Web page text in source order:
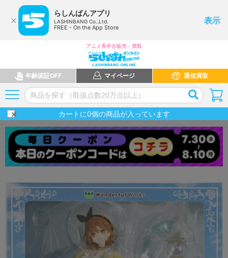
らしんばんアプリ
LASHINBANG Co.,Ltd.
FREE - On the App Store
表示
アニメ系中古販売・買取
年齢認証OFF マイページ 通信買取
カートに0個の商品が入っています